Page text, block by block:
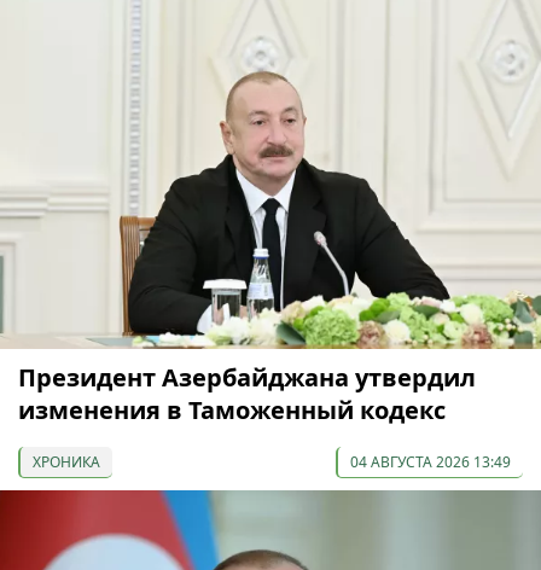
Президент Азербайджана утвердил
изменения в Таможенный кодекс
ХРОНИКА 04 АВГУСТА 2026 13:49